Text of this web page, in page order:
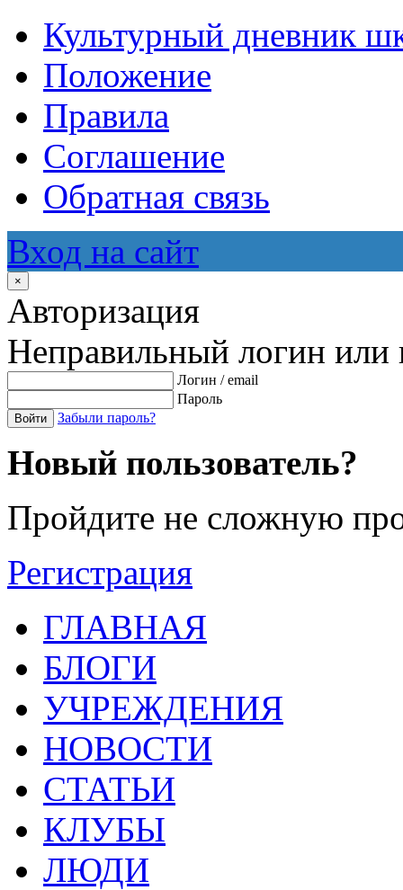
Культурный дневник
Положение
Правила
Соглашение
Обратная связь
Вход на сайт
×
Авторизация
Неправильный логин или
Логин / email
Пароль
Войти Забыли пароль?
Новый пользователь?
Пройдите не сложную
Регистрация
ГЛАВНАЯ
БЛОГИ
УЧРЕЖДЕНИЯ
НОВОСТИ
СТАТЬИ
КЛУБЫ
ЛЮДИ